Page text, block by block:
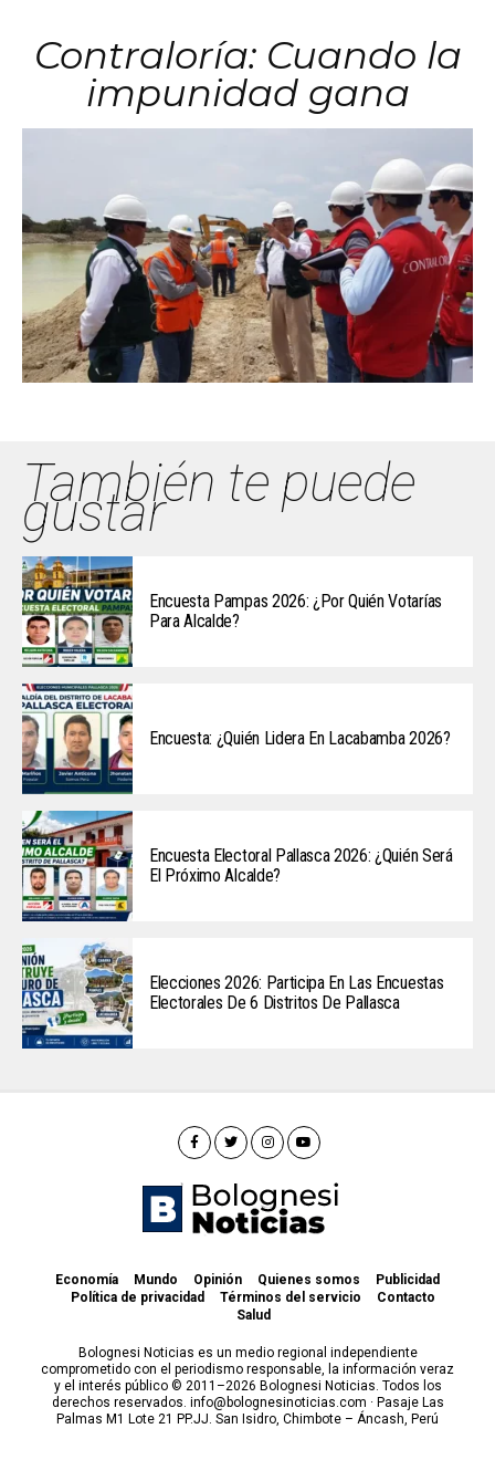
Contraloría: Cuando la
impunidad gana
También te puede
gustar
Encuesta Pampas 2026: ¿Por Quién Votarías
Para Alcalde?
Encuesta: ¿Quién Lidera En Lacabamba 2026?
Encuesta Electoral Pallasca 2026: ¿Quién Será
El Próximo Alcalde?
Elecciones 2026: Participa En Las Encuestas
Electorales De 6 Distritos De Pallasca
Economía Mundo Opinión Quienes somos
Publicidad
Política de privacidad
Términos del servicio
Contacto
Salud
Bolognesi Noticias es un medio regional independiente
comprometido con el periodismo responsable, la información veraz
y el interés público © 2011–2026 Bolognesi Noticias. Todos los
derechos reservados. info@bolognesinoticias.com · Pasaje Las
Palmas M1 Lote 21 PP.JJ. San Isidro, Chimbote – Áncash, Perú